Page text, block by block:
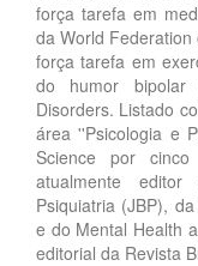
força tarefa em
da World Federation
força tarefa em
do humor bipolar
Disorders. Listado
área ''Psicologia e
Science por
atualmente
Psiquiatria (JBP),
e do Mental Health
editorial da Revista